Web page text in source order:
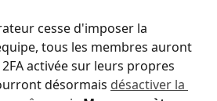
cesse d'imposer la
tous les membres auront
activée sur leurs propres
désormais désactiver la